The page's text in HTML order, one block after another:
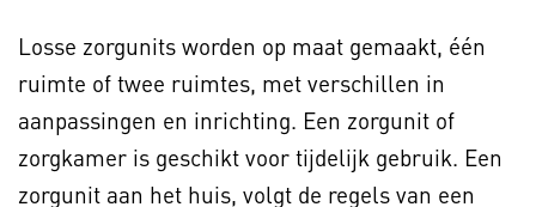
Losse zorgunits worden op maat gemaakt, één
ruimte of twee ruimtes, met verschillen in
aanpassingen en inrichting. Een zorgunit of
zorgkamer is geschikt voor tijdelijk gebruik. Een
zorgunit aan het huis, volgt de regels van een